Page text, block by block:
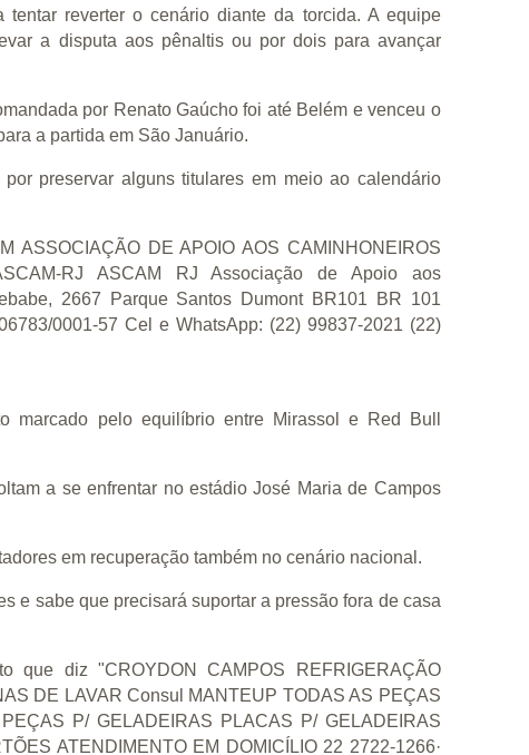
reverter o cenário diante da torcida. A equipe
a disputa aos pênaltis ou por dois para avançar
por Renato Gaúcho foi até Belém e venceu o
a partida em São Januário.
preservar alguns titulares em meio ao calendário
marcado pelo equilíbrio entre Mirassol e Red Bull
a se enfrentar no estádio José Maria de Campos
em recuperação também no cenário nacional.
e sabe que precisará suportar a pressão fora de casa